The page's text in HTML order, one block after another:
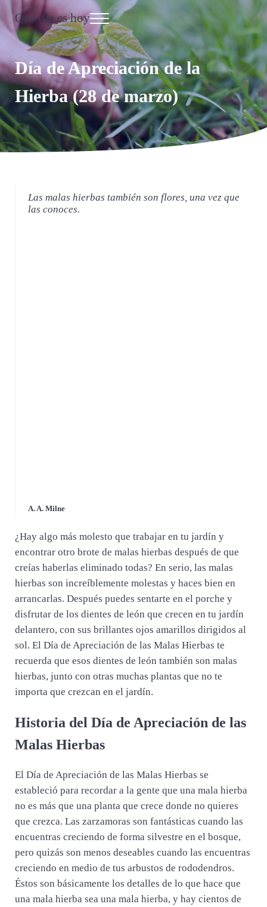
Saltar al contenido principal
Skip to header right navigation
Skip to site footer
Qué dia es hoy
Día Internacional
Menu
Día de Apreciación de la
Hierba (28 de marzo)
Las malas hierbas también son flores, una vez que
las conoces.
A. A. Milne
¿Hay algo más molesto que trabajar en tu jardín y
encontrar otro brote de malas hierbas después de que
creías haberlas eliminado todas? En serio, las malas
hierbas son increíblemente molestas y haces bien en
arrancarlas. Después puedes sentarte en el porche y
disfrutar de los dientes de león que crecen en tu jardín
delantero, con sus brillantes ojos amarillos dirigidos al
sol. El Día de Apreciación de las Malas Hierbas te
recuerda que esos dientes de león también son malas
hierbas, junto con otras muchas plantas que no te
importa que crezcan en el jardín.
Historia del Día de Apreciación de las
Malas Hierbas
El Día de Apreciación de las Malas Hierbas se
estableció para recordar a la gente que una mala hierba
no es más que una planta que crece donde no quieres
que crezca. Las zarzamoras son fantásticas cuando las
encuentras creciendo de forma silvestre en el bosque,
pero quizás son menos deseables cuando las encuentras
creciendo en medio de tus arbustos de rododendros.
Éstos son básicamente los detalles de lo que hace que
una mala hierba sea una mala hierba, y hay cientos de